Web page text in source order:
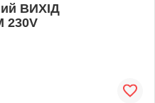
ВИХІД
230V